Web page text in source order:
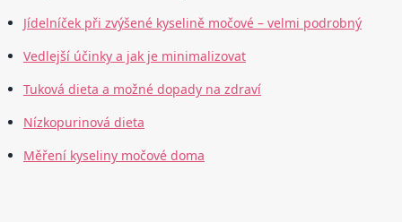
Jídelníček při zvýšené kyselině močové – velmi podrobný
Vedlejší účinky a jak je minimalizovat
Tuková dieta a možné dopady na zdraví
Nízkopurinová dieta
Měření kyseliny močové doma